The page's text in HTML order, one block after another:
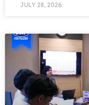
JULY 28, 2026